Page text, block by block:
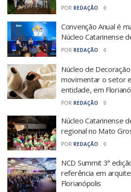
POR REDAÇÃO 0
Convenção Anual é
Núcleo Catarinense
POR REDAÇÃO 0
Núcleo de
movimentar o setor
entidade, em
POR REDAÇÃO 0
Núcleo Catarinense
regional no Mato
POR REDAÇÃO 0
NCD Summit 3ª
referência em
Florianópolis